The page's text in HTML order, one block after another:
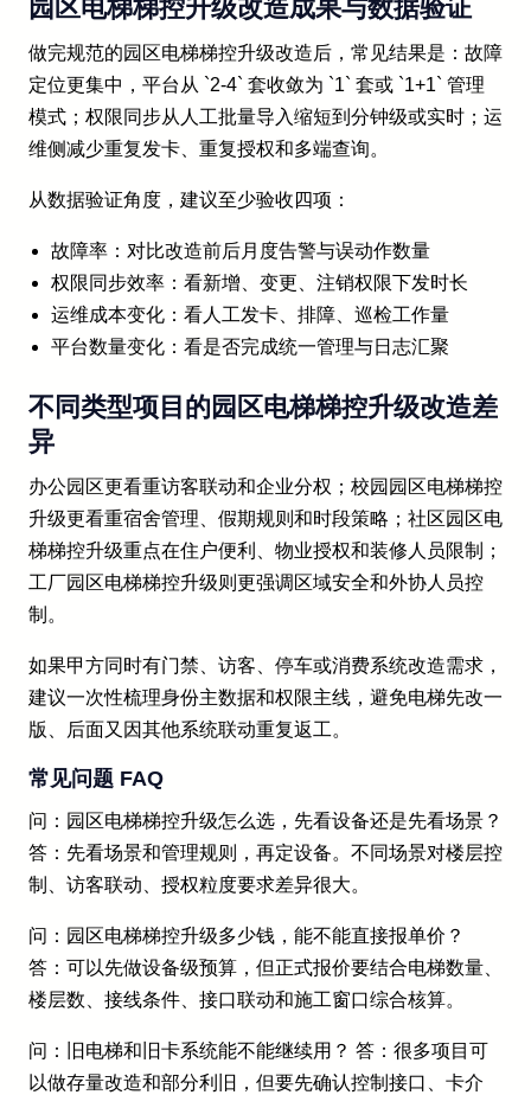
园区电梯梯控升级改造成果与数据验证
做完规范的园区电梯梯控升级改造后，常见结果是：故障
定位更集中，平台从 `2-4` 套收敛为 `1` 套或 `1+1` 管理
模式；权限同步从人工批量导入缩短到分钟级或实时；运
维侧减少重复发卡、重复授权和多端查询。
从数据验证角度，建议至少验收四项：
故障率：对比改造前后月度告警与误动作数量
权限同步效率：看新增、变更、注销权限下发时长
运维成本变化：看人工发卡、排障、巡检工作量
平台数量变化：看是否完成统一管理与日志汇聚
不同类型项目的园区电梯梯控升级改造差
异
办公园区更看重访客联动和企业分权；校园园区电梯梯控
升级更看重宿舍管理、假期规则和时段策略；社区园区电
梯梯控升级重点在住户便利、物业授权和装修人员限制；
工厂园区电梯梯控升级则更强调区域安全和外协人员控
制。
如果甲方同时有门禁、访客、停车或消费系统改造需求，
建议一次性梳理身份主数据和权限主线，避免电梯先改一
版、后面又因其他系统联动重复返工。
常见问题 FAQ
问：园区电梯梯控升级怎么选，先看设备还是先看场景？
答：先看场景和管理规则，再定设备。不同场景对楼层控
制、访客联动、授权粒度要求差异很大。
问：园区电梯梯控升级多少钱，能不能直接报单价？
答：可以先做设备级预算，但正式报价要结合电梯数量、
楼层数、接线条件、接口联动和施工窗口综合核算。
问：旧电梯和旧卡系统能不能继续用？ 答：很多项目可
以做存量改造和部分利旧，但要先确认控制接口、卡介